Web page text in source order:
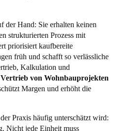
der Hand: Sie erhalten keinen
strukturierten Prozess mit
priorisiert kaufbereite
früh und schafft so verlässliche
Kalkulation und
Vertrieb von Wohnbauprojekten
Margen und erhöht die
Praxis häufig unterschätzt wird:
Nicht jede Einheit muss